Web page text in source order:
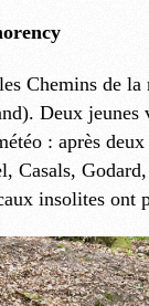
Chemins de
Deux
: après
Casals,
insolites